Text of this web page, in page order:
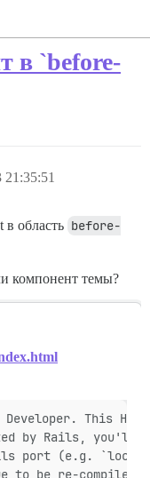
в `before-
в область before-
компонент темы?
Developer. This
by Rails, you'll
port (e.g.
to be re-compiled